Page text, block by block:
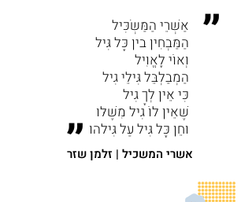
אַשְׁרֵי הַמַּשְׂכִּיל
הַמַּבְחִין בין כָּל גִּיל
וְאוֹי לָאֱוִיל
הַמְבַלְבֵּל גִּילֵי גִיל
כִּי אֵין לְךָ גִיל
שֶׁאֵין לוֹ גִיל מִשֶּׁלּו
וחֵן כָּל גִּיל עַל גִּילהו ״
אשרי המשכיל | זלמן שזר
״